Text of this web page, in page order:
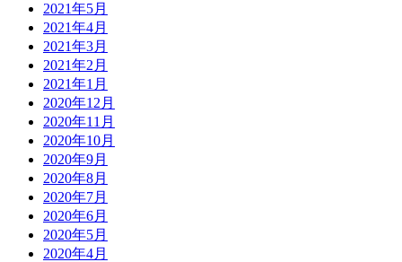
2021年5月
2021年4月
2021年3月
2021年2月
2021年1月
2020年12月
2020年11月
2020年10月
2020年9月
2020年8月
2020年7月
2020年6月
2020年5月
2020年4月